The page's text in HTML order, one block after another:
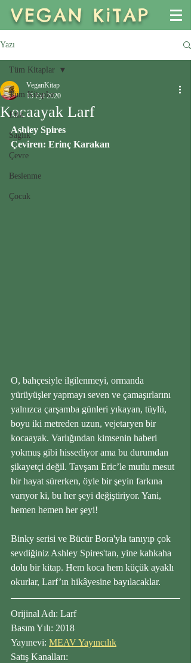
VEGAN KiTAP
Yazı
Tüm Kitaplar
Etik
Sağlık
Çevre
Beslenme
Çocuk
Tüm Kitaplar
Kocaayak Larf
VeganKitap
15 Eyl 2020
Ashley Spires
Çeviren: Erinç Karakan
O, bahçesiyle ilgilenmeyi, ormanda
yürüyüşler yapmayı seven ve çamaşırlarını
yalnızca çarşamba günleri yıkayan, tüylü,
boyu iki metreden uzun, vejetaryen bir
kocaayak. Varlığından kimsenin haberi
yokmuş gibi hissediyor ama bu durumdan
şikayetçi değil. Tavşanı Eric’le mutlu mesut
bir hayat sürerken, öyle bir şeyin farkına
varıyor ki, bu her şeyi değiştiriyor. Yani,
hemen hemen her şeyi!
Binky serisi ve Bücür Bora'yla tanıyıp çok
sevdiğiniz Ashley Spires'tan, yine kahkaha
dolu bir kitap. Hem koca hem küçük ayaklı
okurlar, Larf’ın hikâyesine bayılacaklar.
Orijinal Adı: Larf
Basım Yılı: 2018
Yayınevi: MEAV Yayıncılık
Satış Kanalları: